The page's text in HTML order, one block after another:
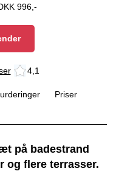
996,-
4,1
Priser
på badestrand
og flere terrasser.